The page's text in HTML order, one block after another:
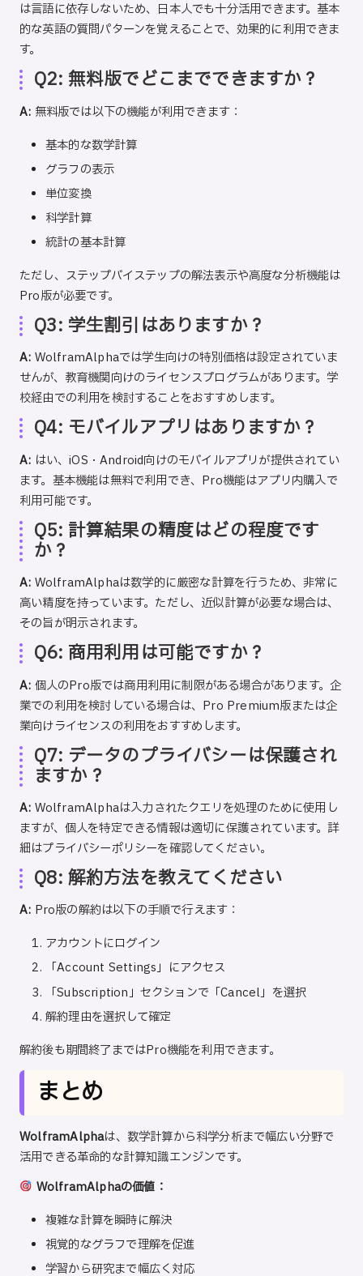
は言語に依存しないため、日本人でも十分活用できます。基本
的な英語の質問パターンを覚えることで、効果的に利用できま
す。
Q2: 無料版でどこまでできますか？
A: 無料版では以下の機能が利用できます：
基本的な数学計算
グラフの表示
単位変換
科学計算
統計の基本計算
ただし、ステップバイステップの解法表示や高度な分析機能は
Pro版が必要です。
Q3: 学生割引はありますか？
A: WolframAlphaでは学生向けの特別価格は設定されていま
せんが、教育機関向けのライセンスプログラムがあります。学
校経由での利用を検討することをおすすめします。
Q4: モバイルアプリはありますか？
A: はい、iOS・Android向けのモバイルアプリが提供されてい
ます。基本機能は無料で利用でき、Pro機能はアプリ内購入で
利用可能です。
Q5: 計算結果の精度はどの程度です
か？
A: WolframAlphaは数学的に厳密な計算を行うため、非常に
高い精度を持っています。ただし、近似計算が必要な場合は、
その旨が明示されます。
Q6: 商用利用は可能ですか？
A: 個人のPro版では商用利用に制限がある場合があります。企
業での利用を検討している場合は、Pro Premium版または企
業向けライセンスの利用をおすすめします。
Q7: データのプライバシーは保護され
ますか？
A: WolframAlphaは入力されたクエリを処理のために使用し
ますが、個人を特定できる情報は適切に保護されています。詳
細はプライバシーポリシーを確認してください。
Q8: 解約方法を教えてください
A: Pro版の解約は以下の手順で行えます：
アカウントにログイン
「Account Settings」にアクセス
「Subscription」セクションで「Cancel」を選択
解約理由を選択して確定
解約後も期間終了まではPro機能を利用できます。
まとめ
WolframAlphaは、数学計算から科学分析まで幅広い分野で
活用できる革命的な計算知識エンジンです。
WolframAlphaの価値：
複雑な計算を瞬時に解決
視覚的なグラフで理解を促進
学習から研究まで幅広く対応